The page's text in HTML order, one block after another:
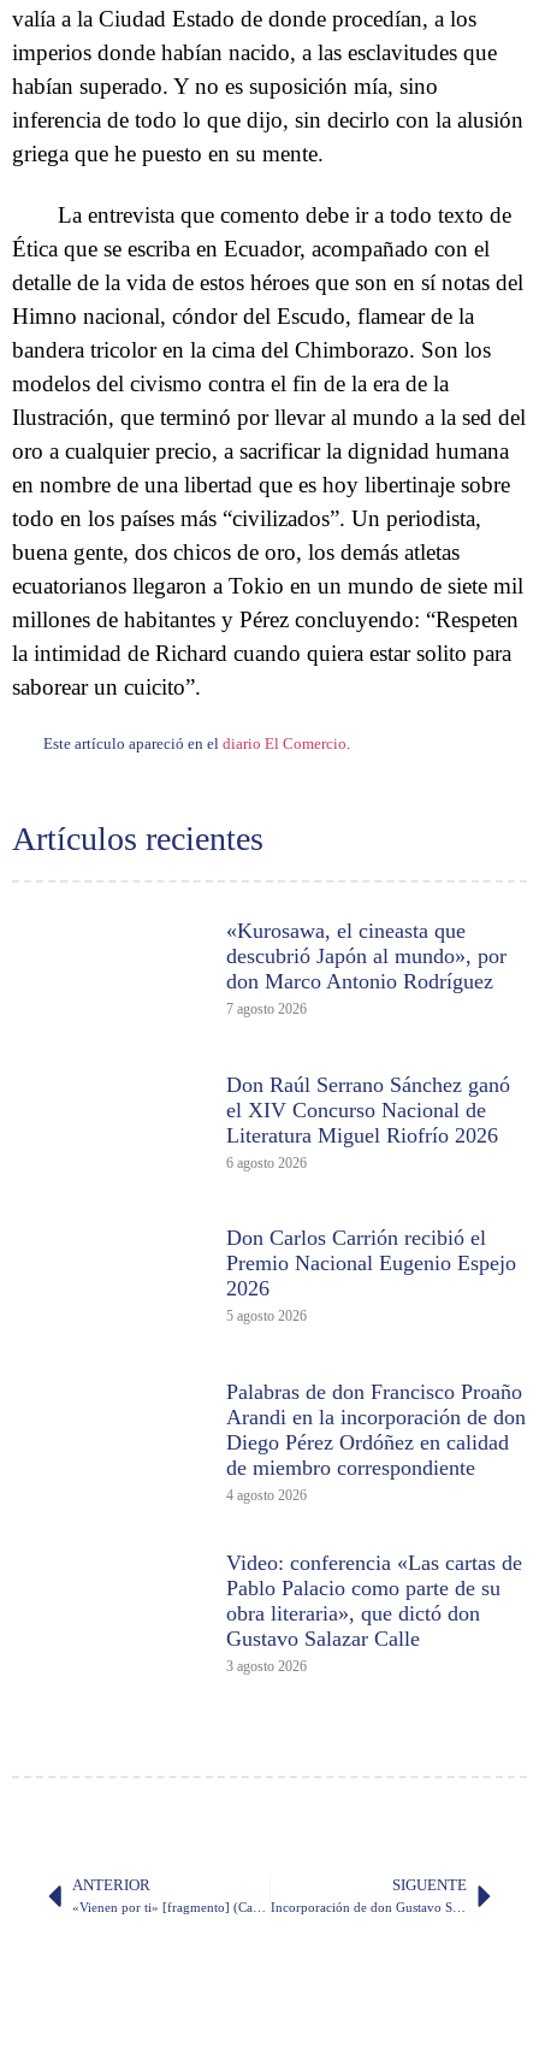
Artículos recientes
«Kurosawa, el cineasta que
descubrió Japón al mundo», por
don Marco Antonio Rodríguez
7 agosto 2026
Don Raúl Serrano Sánchez ganó
el XIV Concurso Nacional de
Literatura Miguel Riofrío 2026
6 agosto 2026
Don Carlos Carrión recibió el
Premio Nacional Eugenio Espejo
2026
5 agosto 2026
Palabras de don Francisco Proaño
Arandi en la incorporación de don
Diego Pérez Ordóñez en calidad
de miembro correspondiente
4 agosto 2026
Video: conferencia «Las cartas de
Pablo Palacio como parte de su
obra literaria», que dictó don
Gustavo Salazar Calle
3 agosto 2026
valía a la Ciudad Estado de donde procedían, a los
imperios donde habían nacido, a las esclavitudes que
habían superado. Y no es suposición mía, sino
inferencia de todo lo que dijo, sin decirlo con la alusión
griega que he puesto en su mente.
La entrevista que comento debe ir a todo texto de
Ética que se escriba en Ecuador, acompañado con el
detalle de la vida de estos héroes que son en sí notas del
Himno nacional, cóndor del Escudo, flamear de la
bandera tricolor en la cima del Chimborazo. Son los
modelos del civismo contra el fin de la era de la
Ilustración, que terminó por llevar al mundo a la sed del
oro a cualquier precio, a sacrificar la dignidad humana
en nombre de una libertad que es hoy libertinaje sobre
todo en los países más “civilizados”. Un periodista,
buena gente, dos chicos de oro, los demás atletas
ecuatorianos llegaron a Tokio en un mundo de siete mil
millones de habitantes y Pérez concluyendo: “Respeten
la intimidad de Richard cuando quiera estar solito para
saborear un cuicito”.
Este artículo apareció en el diario El Comercio.
ANTERIOR SIGUENTE
Incorporación de don Gustavo Salazar como miembro correspondiente